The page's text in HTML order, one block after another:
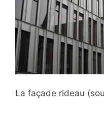
La façade rideau